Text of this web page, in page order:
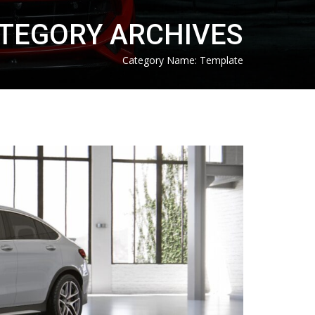
ARCHIVES
Category Name: Template